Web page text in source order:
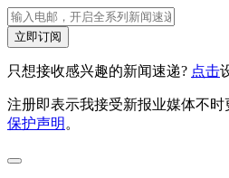
立即订阅
只想接收感兴趣的新闻速递? 点击
注册即表示我接受新报业媒体不时
保护声明 。